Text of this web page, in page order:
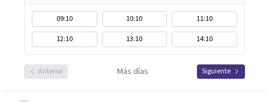
09:10 10:10
11:10
12:10
13:10 14:10
Anterior Más días Siguiente